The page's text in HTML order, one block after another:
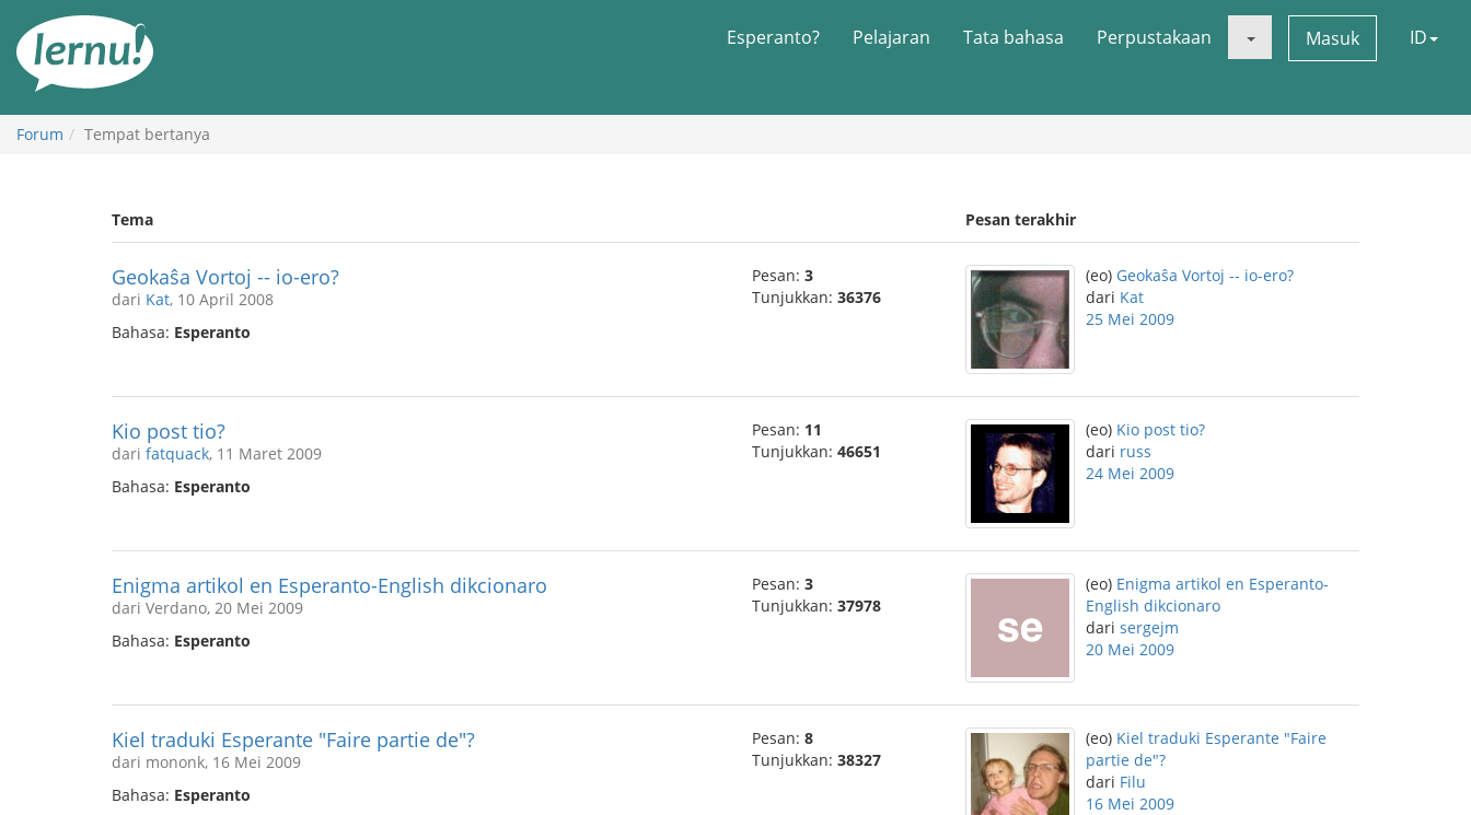
daftar
Esperanto? Pelajaran Tata bahasa Perpustakaan Masuk ID
Forum Tempat bertanya
Tema Pesan terakhir
Geokaŝa Vortoj -- io-ero?
dari Kat, 10 April 2008
Bahasa: Esperanto
Pesan: 3
Tunjukkan: 36376
(eo) Geokaŝa Vortoj -- io-ero?
dari Kat
25 Mei 2009
Kio post tio?
dari fatquack, 11 Maret 2009
Bahasa: Esperanto
Pesan: 11
Tunjukkan: 46651
(eo) Kio post tio?
dari russ
24 Mei 2009
Enigma artikol en Esperanto-English dikcionaro
dari Verdano, 20 Mei 2009
Bahasa: Esperanto
Pesan: 3
Tunjukkan: 37978
(eo) Enigma artikol en Esperanto-
English dikcionaro
dari sergejm
20 Mei 2009
Kiel traduki Esperante "Faire partie de"?
dari mononk, 16 Mei 2009
Bahasa: Esperanto
Pesan: 8
Tunjukkan: 38327
(eo) Kiel traduki Esperante "Faire
partie de"?
dari Filu
16 Mei 2009